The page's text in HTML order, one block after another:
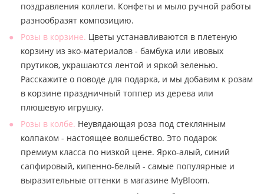
поздравления коллеги. Конфеты и мыло ручной работы
разнообразят композицию.
Розы в корзине. Цветы устанавливаются в плетеную
корзину из эко-материалов - бамбука или ивовых
прутиков, украшаются лентой и яркой зеленью.
Расскажите о поводе для подарка, и мы добавим к розам
в корзине праздничный топпер из дерева или
плюшевую игрушку.
Розы в колбе. Неувядающая роза под стеклянным
колпаком - настоящее волшебство. Это подарок
премиум класса по низкой цене. Ярко-алый, синий
сапфировый, кипенно-белый - самые популярные и
выразительные оттенки в магазине MyBloom.